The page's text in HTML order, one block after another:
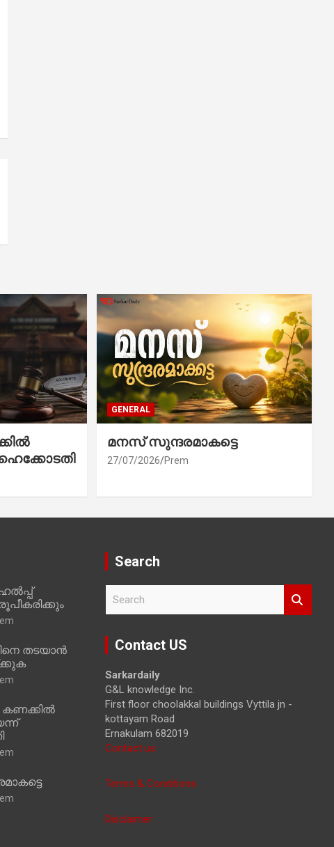
GENERAL
മനസ് സുന്ദരമാകട്ടെ
27/07/2026 Prem
തടയാൻ
Search
r
Contact US
Sarkardaily
G&L knowledge Inc.
First floor choolakkal buildings Vyttila jn -
kottayam Road
Ernakulam 682019
Contact us
Terms & Conditions
Disclaimer